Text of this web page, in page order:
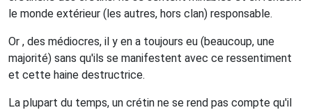
le monde extérieur (les autres, hors clan) responsable.
Or , des médiocres, il y en a toujours eu (beaucoup, une
majorité) sans qu'ils se manifestent avec ce ressentiment
et cette haine destructrice.
La plupart du temps, un crétin ne se rend pas compte qu'il